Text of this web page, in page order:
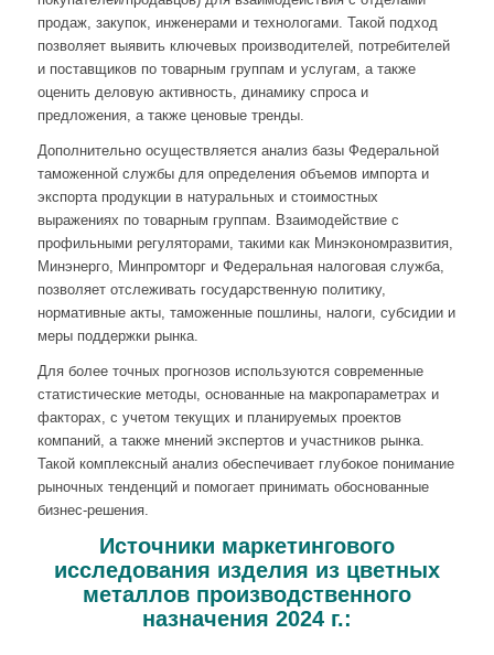
продаж, закупок, инженерами и технологами. Такой подход
позволяет выявить ключевых производителей, потребителей
и поставщиков по товарным группам и услугам, а также
оценить деловую активность, динамику спроса и
предложения, а также ценовые тренды.
Дополнительно осуществляется анализ базы Федеральной
таможенной службы для определения объемов импорта и
экспорта продукции в натуральных и стоимостных
выражениях по товарным группам. Взаимодействие с
профильными регуляторами, такими как Минэкономразвития,
Минэнерго, Минпромторг и Федеральная налоговая служба,
позволяет отслеживать государственную политику,
нормативные акты, таможенные пошлины, налоги, субсидии и
меры поддержки рынка.
Для более точных прогнозов используются современные
статистические методы, основанные на макропараметрах и
факторах, с учетом текущих и планируемых проектов
компаний, а также мнений экспертов и участников рынка.
Такой комплексный анализ обеспечивает глубокое понимание
рыночных тенденций и помогает принимать обоснованные
бизнес-решения.
Источники маркетингового
исследования изделия из цветных
металлов производственного
назначения 2024 г.: